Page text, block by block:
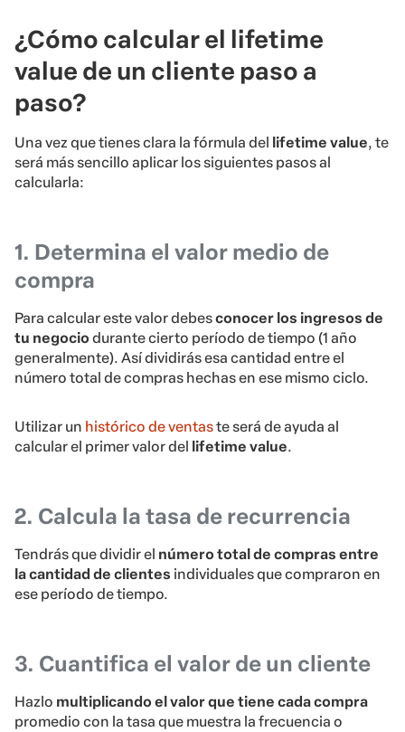
¿Cómo calcular el lifetime
value de un cliente paso a
paso?
Una vez que tienes clara la fórmula del lifetime value, te
será más sencillo aplicar los siguientes pasos al
calcularla:
1. Determina el valor medio de
compra
Para calcular este valor debesconocer los ingresos de
tu negocio durante cierto período de tiempo (1 año
generalmente). Así dividirás esa cantidad entre el
número total de compras hechas en ese mismo ciclo.
Utilizar un histórico de ventaste será de ayuda al
calcular el primer valor del lifetime value.
2. Calcula la tasa de recurrencia
Tendrás que dividir el número total de compras entre
la cantidad de clientes individuales que compraron en
ese período de tiempo.
3. Cuantifica el valor de un cliente
Hazlo multiplicando el valor que tiene cada compra
promedio con la tasa que muestra la frecuencia o